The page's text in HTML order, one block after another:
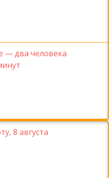
— два человека
8 августа